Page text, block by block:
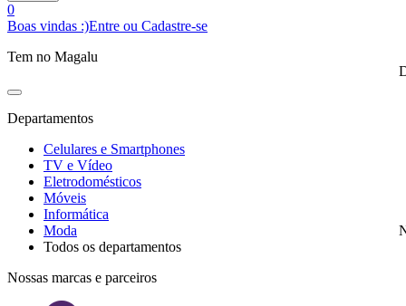
0
Boas vindas :)Entre ou Cadastre-se
Tem no Magalu
Departamentos
Celulares e Smartphones
TV e Vídeo
Eletrodomésticos
Móveis
Informática
Moda
Todos os departamentos
Nossas marcas e parceiros